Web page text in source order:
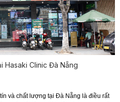
Hasaki Clinic Đà Nẵng
và chất lượng tại Đà Nẵng là điều rất